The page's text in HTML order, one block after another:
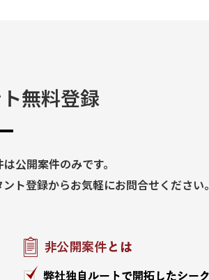
無料登録
公開案件のみです。
ト登録からお気軽にお問合せください。